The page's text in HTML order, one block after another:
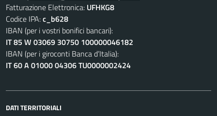
Fatturazione Elettronica: UFHKG8
Codice IPA:c_b628
IBAN (per i vostri bonifici bancari):
IT 85 W 03069 30750 100000046182
IBAN (per i giroconti Banca d’Italia):
IT 60 A 01000 04306 TU0000002424
DATI TERRITORIALI